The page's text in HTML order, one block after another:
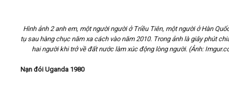
Hình ảnh 2 anh em, một người người ở Triều Tiên, một người ở Hàn
tụ sau hàng chục năm xa cách vào năm 2010. Trong ảnh là giây phút
hai người khi trở về đất nước làm xúc động lòng người. (Ảnh:
Nạn đói Uganda 1980